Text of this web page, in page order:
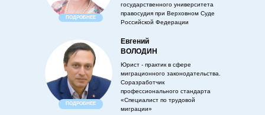
Евгений
ВОЛОДИН
государственного университета
правосудия при Верховном Суде
Российской Федерации
Юрист - практик в сфере
миграционного законодательства.
Соразработчик
профессионального стандарта
«Специалист по трудовой
миграции»
ПОДРОБНЕЕ
ПОДРОБНЕЕ